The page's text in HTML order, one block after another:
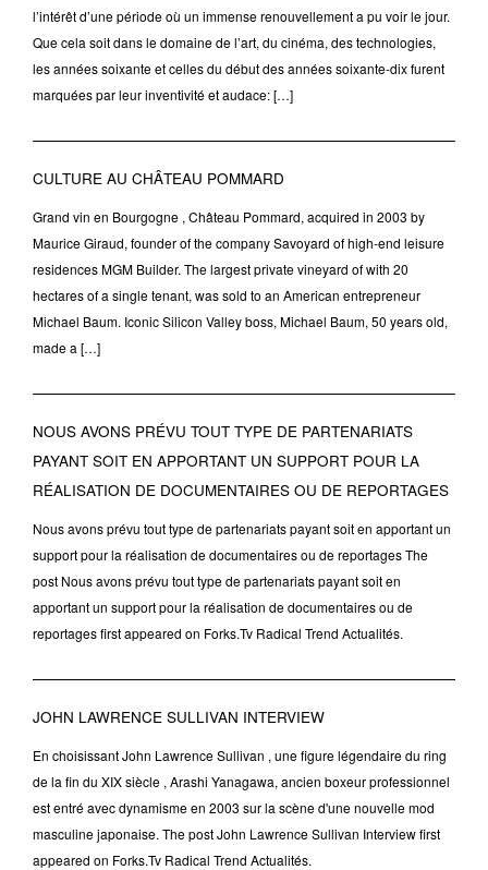
l’intérêt d’une période où un immense renouvellement a pu voir le jour.
Que cela soit dans le domaine de l’art, du cinéma, des technologies,
les années soixante et celles du début des années soixante-dix furent
marquées par leur inventivité et audace: […]
CULTURE AU CHÂTEAU POMMARD
Grand vin en Bourgogne , Château Pommard, acquired in 2003 by
Maurice Giraud, founder of the company Savoyard of high-end leisure
residences MGM Builder. The largest private vineyard of with 20
hectares of a single tenant, was sold to an American entrepreneur
Michael Baum. Iconic Silicon Valley boss, Michael Baum, 50 years old,
made a […]
NOUS AVONS PRÉVU TOUT TYPE DE PARTENARIATS
PAYANT SOIT EN APPORTANT UN SUPPORT POUR LA
RÉALISATION DE DOCUMENTAIRES OU DE REPORTAGES
Nous avons prévu tout type de partenariats payant soit en apportant un
support pour la réalisation de documentaires ou de reportages The
post Nous avons prévu tout type de partenariats payant soit en
apportant un support pour la réalisation de documentaires ou de
reportages first appeared on Forks.Tv Radical Trend Actualités.
JOHN LAWRENCE SULLIVAN INTERVIEW
En choisissant John Lawrence Sullivan , une figure légendaire du ring
de la fin du XIX siècle , Arashi Yanagawa, ancien boxeur professionnel
est entré avec dynamisme en 2003 sur la scène d'une nouvelle mod
masculine japonaise. The post John Lawrence Sullivan Interview first
appeared on Forks.Tv Radical Trend Actualités.